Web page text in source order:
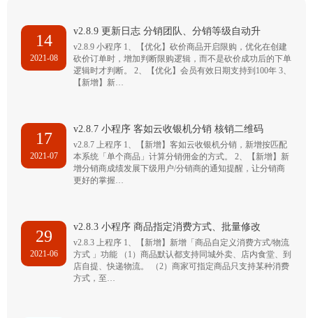
14
2021-08
v2.8.9 更新日志 分销团队、分销等级自动升
v2.8.9 小程序 1、【优化】砍价商品开启限购，优化在创建
砍价订单时，增加判断限购逻辑，而不是砍价成功后的下单
逻辑时才判断。 2、【优化】会员有效日期支持到100年 3、
【新增】新…
17
2021-07
v2.8.7 小程序 客如云收银机分销 核销二维码
v2.8.7 上程序 1、【新增】客如云收银机分销，新增按匹配
本系统「单个商品」计算分销佣金的方式。 2、【新增】新
增分销商成绩发展下级用户/分销商的通知提醒，让分销商
更好的掌握…
29
2021-06
v2.8.3 小程序 商品指定消费方式、批量修改
v2.8.3 上程序 1、【新增】新增「商品自定义消费方式/物流
方式 」功能 （1）商品默认都支持同城外卖、店内食堂、到
店自提、快递物流。 （2）商家可指定商品只支持某种消费
方式，至…